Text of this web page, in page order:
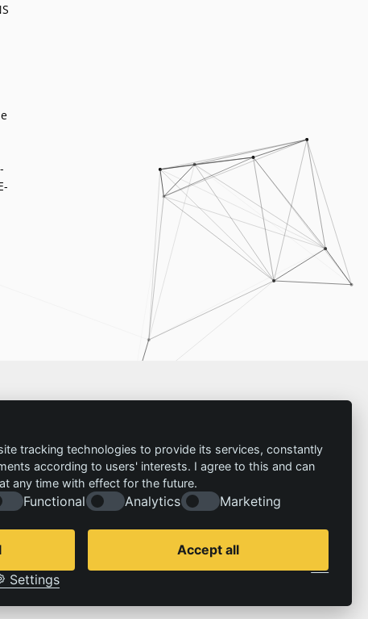
tracking technologies to provide its services, constantly
according to users' interests. I agree to this and can
any time with effect for the future.
Functional Analytics Marketing
Accept all
Settings
Impressum
Kontakt
Impressum
Datenschutzerklärung
Folgen Sie uns:
Technologiebewertung gemeinnützige GmbH